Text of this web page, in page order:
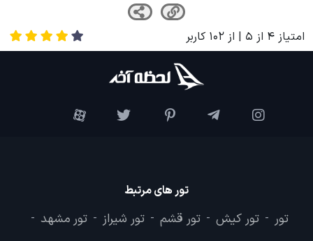
امتیاز 4 از 5 | از 102 کاربر
تور های مرتبط
تور - تور کیش - تور قشم - تور شیراز - تور مشهد -